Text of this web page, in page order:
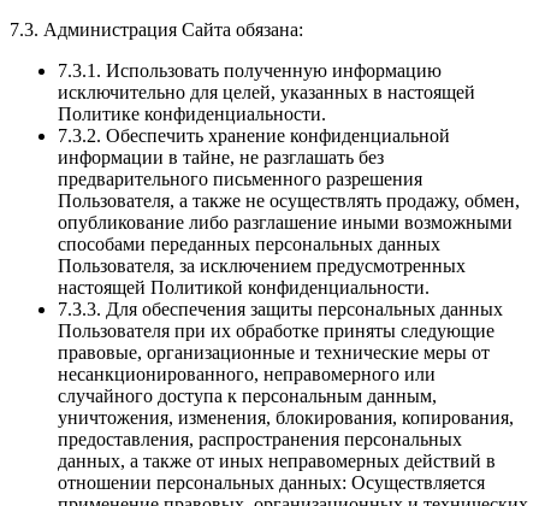
7.3. Администрация Сайта обязана:
7.3.1. Использовать полученную информацию
исключительно для целей, указанных в настоящей
Политике конфиденциальности.
7.3.2. Обеспечить хранение конфиденциальной
информации в тайне, не разглашать без
предварительного письменного разрешения
Пользователя, а также не осуществлять продажу, обмен,
опубликование либо разглашение иными возможными
способами переданных персональных данных
Пользователя, за исключением предусмотренных
настоящей Политикой конфиденциальности.
7.3.3. Для обеспечения защиты персональных данных
Пользователя при их обработке приняты следующие
правовые, организационные и технические меры от
несанкционированного, неправомерного или
случайного доступа к персональным данным,
уничтожения, изменения, блокирования, копирования,
предоставления, распространения персональных
данных, а также от иных неправомерных действий в
отношении персональных данных: Осуществляется